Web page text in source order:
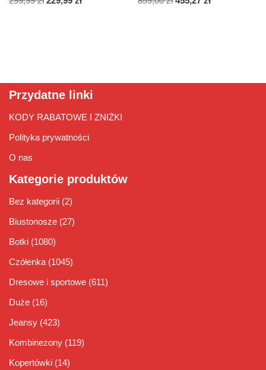
Przydatne linki
KODY RABATOWE I ZNIŻKI
Polityka prywatności
O nas
Kategorie produktów
Bez kategorii (2)
Biustonosze (27)
Botki (1080)
Czółenka (1045)
Dresowe i sportowe (611)
Duże (16)
Jeansy (423)
Kombinezony (119)
Kopertówki (14)